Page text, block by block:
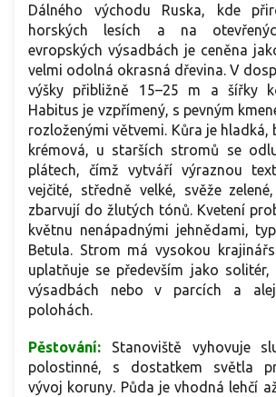
Dálného východu Ruska, kde
horských lesích a na
evropských výsadbách je ceněna
velmi odolná okrasná dřevina. V
výšky přibližně 15–25 m a šířky
Habitus je vzpřímený, s pevným
rozloženými větvemi. Kůra je hladká,
krémová, u starších stromů se
plátech, čímž vytváří výraznou
vejčité, středně velké, svěže
zbarvují do žlutých tónů. Kvetení
květnu nenápadnými jehnědami,
Betula. Strom má vysokou
uplatňuje se především jako solitér,
výsadbách nebo v parcích a
polohách.
Pěstování: Stanoviště vyhovuje
polostinné, s dostatkem světla
vývoj koruny. Půda je vhodná lehčí